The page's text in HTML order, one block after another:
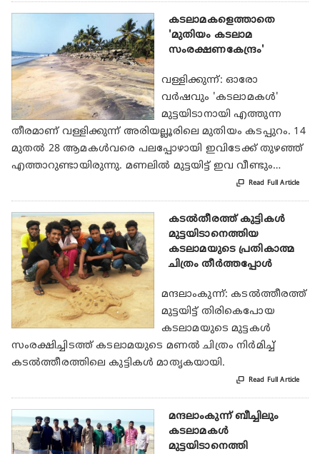
കടലാമകളെത്താതെ
'മുതിയം കടലാമ
സംരക്ഷണകേന്ദ്രം'
വള്ളിക്കുന്ന്: ഓരോ
വര്‍ഷവും 'കടലാമകള്‍'
മുട്ടയിടാനായി എത്തുന്ന
തീരമാണ് വള്ളിക്കുന്ന് അരിയല്ലൂരിലെ മുതിയം കടപ്പുറം. 14
മുതല്‍ 28 ആമകള്‍വരെ പലപ്പോഴായി ഇവിടേക്ക് തുഴഞ്ഞ്
എത്താറുണ്ടായിരുന്നു. മണലില്‍ മുട്ടയിട്ട് ഇവ വീണ്ടും…
 Read Full Article
കടല്‍തീരത്ത് കുട്ടികള്‍
മുട്ടയിടാനെത്തിയ
കടലാമയുടെ പ്രതികാത്മ
ചിത്രം തീര്‍ത്തപ്പോള്‍
മന്ദലാംകുന്ന്: കടല്‍ത്തീരത്ത്
മുട്ടയിട്ട് തിരികെപോയ
കടലാമയുടെ മുട്ടകള്‍
സംരക്ഷിച്ചിടത്ത് കടലാമയുടെ മണല്‍ ചിത്രം നിര്‍മിച്ച്
കടല്‍ത്തീരത്തിലെ കുട്ടികള്‍ മാതൃകയായി.
 Read Full Article
മന്ദലാംകുന്ന് ബീച്ചിലും
കടലാമകള്‍
മുട്ടയിടാനെത്തി